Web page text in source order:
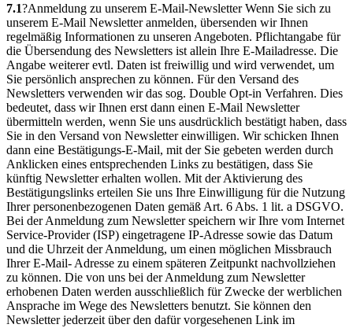
7.1?Anmeldung zu unserem E-Mail-Newsletter Wenn Sie sich zu
unserem E-Mail Newsletter anmelden, übersenden wir Ihnen
regelmäßig Informationen zu unseren Angeboten. Pflichtangabe für
die Übersendung des Newsletters ist allein Ihre E-Mailadresse. Die
Angabe weiterer evtl. Daten ist freiwillig und wird verwendet, um
Sie persönlich ansprechen zu können. Für den Versand des
Newsletters verwenden wir das sog. Double Opt-in Verfahren. Dies
bedeutet, dass wir Ihnen erst dann einen E-Mail Newsletter
übermitteln werden, wenn Sie uns ausdrücklich bestätigt haben, dass
Sie in den Versand von Newsletter einwilligen. Wir schicken Ihnen
dann eine Bestätigungs-E-Mail, mit der Sie gebeten werden durch
Anklicken eines entsprechenden Links zu bestätigen, dass Sie
künftig Newsletter erhalten wollen. Mit der Aktivierung des
Bestätigungslinks erteilen Sie uns Ihre Einwilligung für die Nutzung
Ihrer personenbezogenen Daten gemäß Art. 6 Abs. 1 lit. a DSGVO.
Bei der Anmeldung zum Newsletter speichern wir Ihre vom Internet
Service-Provider (ISP) eingetragene IP-Adresse sowie das Datum
und die Uhrzeit der Anmeldung, um einen möglichen Missbrauch
Ihrer E-Mail- Adresse zu einem späteren Zeitpunkt nachvollziehen
zu können. Die von uns bei der Anmeldung zum Newsletter
erhobenen Daten werden ausschließlich für Zwecke der werblichen
Ansprache im Wege des Newsletters benutzt. Sie können den
Newsletter jederzeit über den dafür vorgesehenen Link im